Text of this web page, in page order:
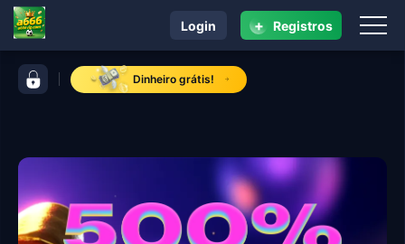
barra de controles a666
Dinheiro grátis!
navegação a666
Login + Registros